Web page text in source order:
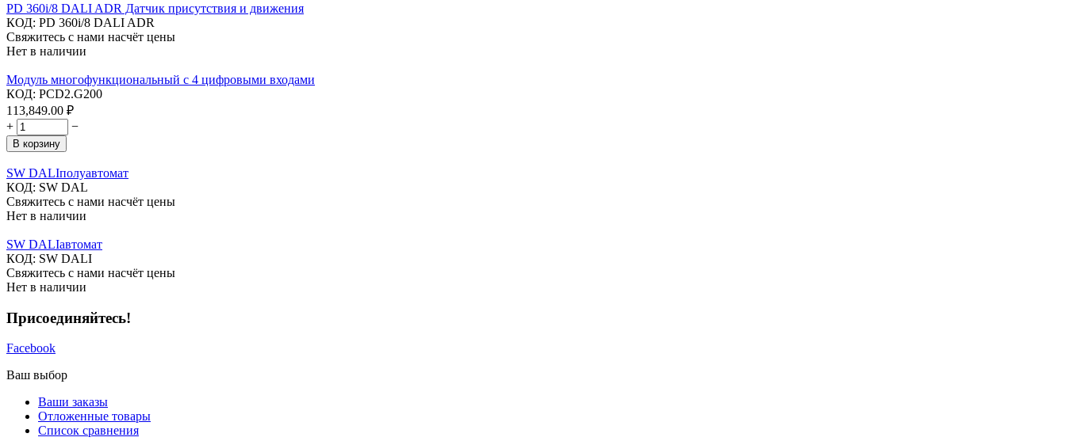
PD 360i/8 DALI ADR Датчик присутствия и движения
КОД: PD 360i/8 DALI ADR
Свяжитесь с нами насчёт цены
Нет в наличии
Модуль многофункциональный с 4 цифровыми входами
КОД: PCD2.G200
113,849.00 ₽
+
−
В корзину
SW DALIполуавтомат
КОД: SW DAL
Свяжитесь с нами насчёт цены
Нет в наличии
SW DALIавтомат
КОД: SW DALI
Свяжитесь с нами насчёт цены
Нет в наличии
Присоединяйтесь!
Facebook
Ваш выбор
Ваши заказы
Отложенные товары
Список сравнения